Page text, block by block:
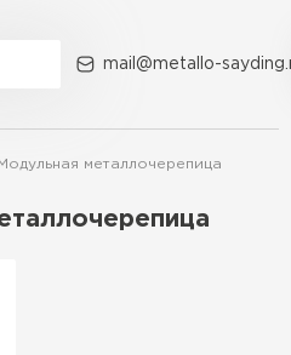
mail@metallo-
Модульная металлочерепица
О компании Контакты